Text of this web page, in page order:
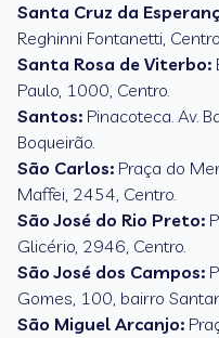
Santa Cruz da
Reghinni Fontanetti,
Santa Rosa de Viterbo:
Paulo, 1000, Centro.
Santos: Pinacoteca. Av.
Boqueirão.
São Carlos: Praça do
Maffei, 2454, Centro.
São José do Rio Preto:
Glicério, 2946, Centro.
São José dos Campos:
Gomes, 100, bairro
São Miguel Arcanjo: